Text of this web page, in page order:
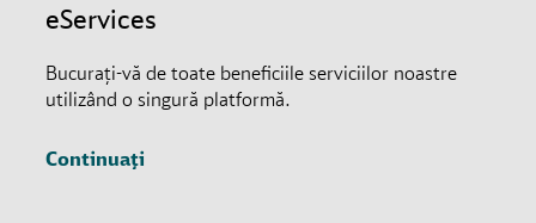
eServices
Bucurați-vă de toate beneficiile serviciilor noastre
utilizând o singură platformă.
Continuați